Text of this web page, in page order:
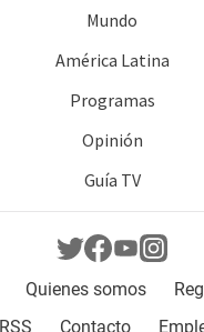
Mundo
América Latina
Programas
Opinión
Guía TV
Quienes somos
RSS
Contacto